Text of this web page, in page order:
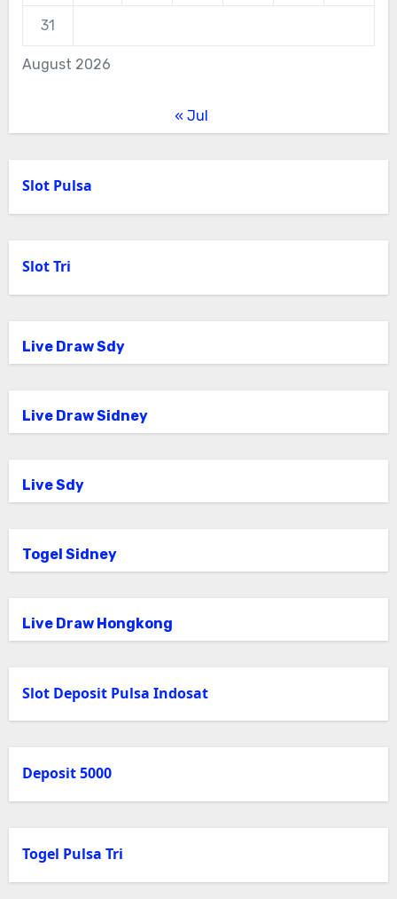
August 2026
31
« Jul
Slot Pulsa
Slot Tri
Live Draw Sdy
Live Draw Sidney
Live Sdy
Togel Sidney
Live Draw Hongkong
Slot Deposit Pulsa Indosat
Deposit 5000
Togel Pulsa Tri